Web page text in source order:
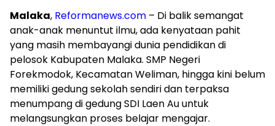
Malaka, Reformanews.com – Di balik semangat
anak-anak menuntut ilmu, ada kenyataan pahit
yang masih membayangi dunia pendidikan di
pelosok Kabupaten Malaka. SMP Negeri
Forekmodok, Kecamatan Weliman, hingga kini belum
memiliki gedung sekolah sendiri dan terpaksa
menumpang di gedung SDI Laen Au untuk
melangsungkan proses belajar mengajar.